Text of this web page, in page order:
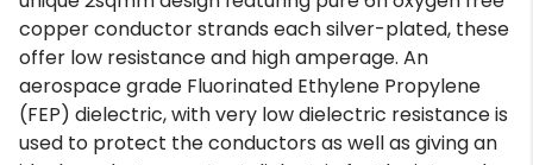
copper conductor strands each silver-plated, these
offer low resistance and high amperage. An
aerospace grade Fluorinated Ethylene Propylene
(FEP) dielectric, with very low dielectric resistance is
used to protect the conductors as well as giving an